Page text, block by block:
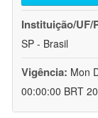
Instituição/UF/
SP - Brasil
Vigência: Mon
00:00:00 BRT